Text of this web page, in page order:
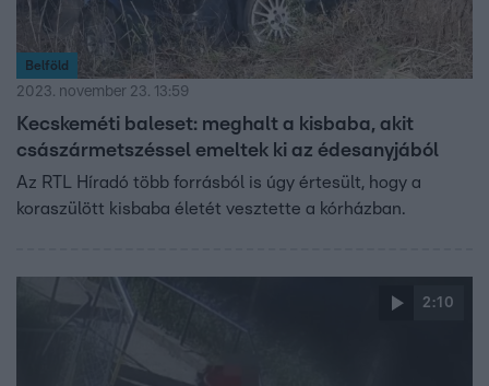
Belföld
2023. november 23. 13:59
Kecskeméti baleset: meghalt a kisbaba, akit
császármetszéssel emeltek ki az édesanyjából
Az RTL Híradó több forrásból is úgy értesült, hogy a
koraszülött kisbaba életét vesztette a kórházban.
2:10